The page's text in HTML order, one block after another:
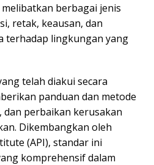
berbagai jenis
retak, keausan, dan
terhadap lingkungan yang
telah diakui secara
panduan dan metode
dan perbaikan kerusakan
Dikembangkan oleh
(API), standar ini
komprehensif dalam